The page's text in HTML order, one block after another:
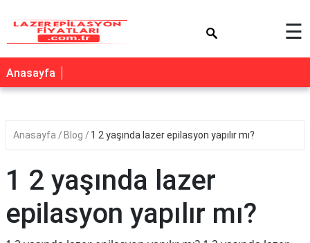
☰
Anasayfa
Anasayfa Blog 1 2 yaşında lazer epilasyon yapılır mı?
1 2 yaşında lazer
epilasyon yapılır mı?